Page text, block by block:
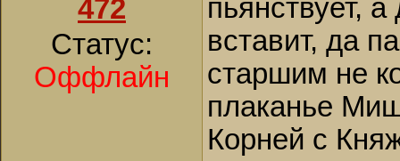
472
Статус:
Оффлайн
пьянствует,
вставит, да
старшим не
плаканье
Корней с